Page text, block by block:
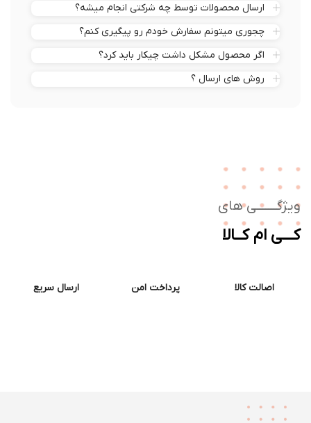
ارسال محصولات توسط چه شرکتی انجام میشه؟
چجوری میتونم سفارش خودم رو پیگیری کنم؟
اگر محصول مشکل داشت چیکار باید کرد؟
روش های ارسال ؟
های
ام کــالا
اصالت کالا پرداخت امن ارسال سریع